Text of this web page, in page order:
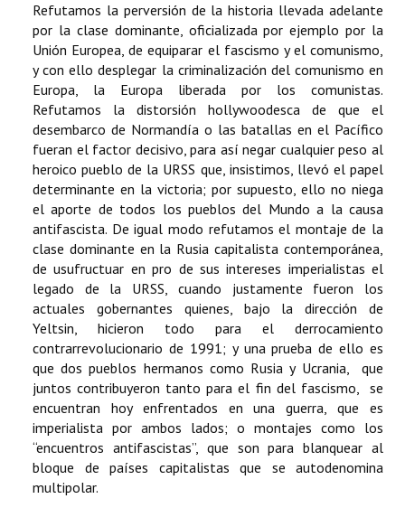
Refutamos la perversión de la historia llevada adelante
por la clase dominante, oficializada por ejemplo por la
Unión Europea, de equiparar el fascismo y el comunismo,
y con ello desplegar la criminalización del comunismo en
Europa, la Europa liberada por los comunistas.
Refutamos la distorsión hollywoodesca de que el
desembarco de Normandía o las batallas en el Pacífico
fueran el factor decisivo, para así negar cualquier peso al
heroico pueblo de la URSS que, insistimos, llevó el papel
determinante en la victoria; por supuesto, ello no niega
el aporte de todos los pueblos del Mundo a la causa
antifascista. De igual modo refutamos el montaje de la
clase dominante en la Rusia capitalista contemporánea,
de usufructuar en pro de sus intereses imperialistas el
legado de la URSS, cuando justamente fueron los
actuales gobernantes quienes, bajo la dirección de
Yeltsin, hicieron todo para el derrocamiento
contrarrevolucionario de 1991; y una prueba de ello es
que dos pueblos hermanos como Rusia y Ucrania, que
juntos contribuyeron tanto para el fin del fascismo, se
encuentran hoy enfrentados en una guerra, que es
imperialista por ambos lados; o montajes como los
“encuentros antifascistas”, que son para blanquear al
bloque de países capitalistas que se autodenomina
multipolar.